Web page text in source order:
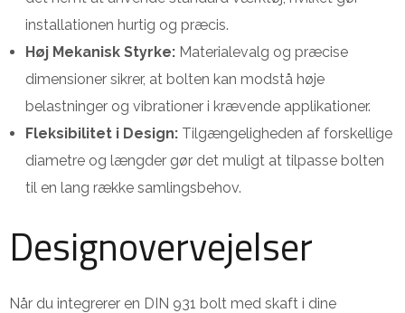
installationen hurtig og præcis.
Høj Mekanisk Styrke: Materialevalg og præcise
dimensioner sikrer, at bolten kan modstå høje
belastninger og vibrationer i krævende applikationer.
Fleksibilitet i Design: Tilgængeligheden af forskellige
diametre og længder gør det muligt at tilpasse bolten
til en lang række samlingsbehov.
Designovervejelser
Når du integrerer en DIN 931 bolt med skaft i dine